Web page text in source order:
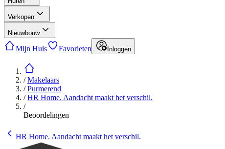
Verkopen
Nieuwbouw
Mijn Huis Favorieten Inloggen
/Makelaars
/Purmerend
/HR Home. Aandacht maakt het verschil.
/
Beoordelingen
HR Home. Aandacht maakt het verschil.